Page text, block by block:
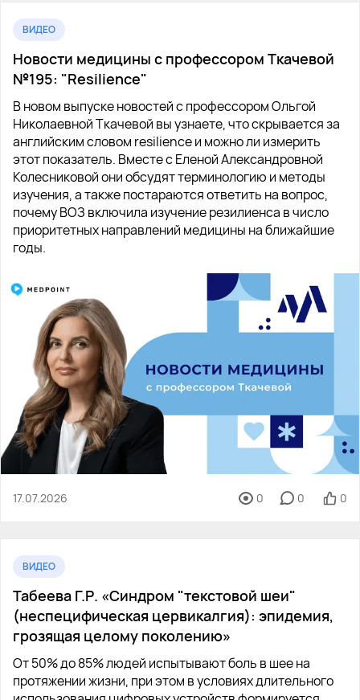
ВИДЕО
Новости медицины с профессором Ткачевой
№195: "Resilience"
В новом выпуске новостей с профессором Ольгой
Николаевной Ткачевой вы узнаете, что скрывается за
английским словом resilience и можно ли измерить
этот показатель. Вместе с Еленой Александровной
Колесниковой они обсудят терминологию и методы
изучения, а также постараются ответить на вопрос,
почему ВОЗ включила изучение резилиенса в число
приоритетных направлений медицины на ближайшие
годы.
17.07.2026 0 0 0
ВИДЕО
Табеева Г.Р. «Синдром "текстовой шеи"
(неспецифическая цервикалгия): эпидемия,
грозящая целому поколению»
От 50% до 85% людей испытывают боль в шее на
протяжении жизни, при этом в условиях длительного